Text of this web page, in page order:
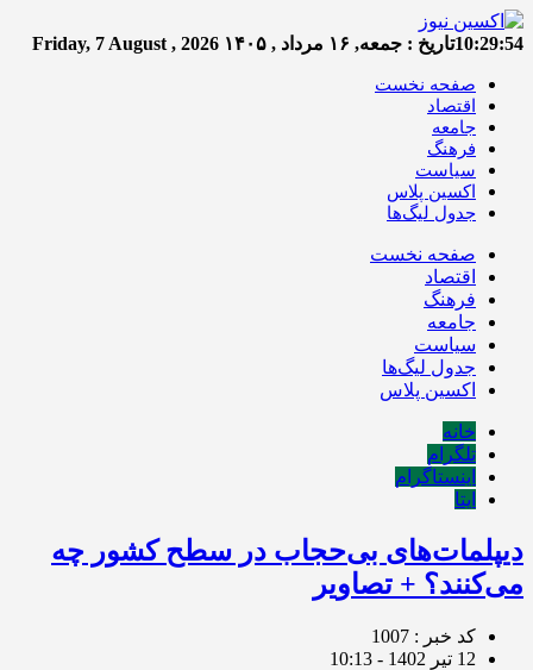
10:29:55تاریخ : جمعه, ۱۶ مرداد , ۱۴۰۵ Friday, 7 August , 2026
صفحه نخست
اقتصاد
جامعه
فرهنگ
سیاست
اکسین پلاس
جدول لیگ‌ها
صفحه نخست
اقتصاد
فرهنگ
جامعه
سیاست
جدول لیگ‌ها
اکسین پلاس
خانه
تلگرام
اینستاگرام
ایتا
دیپلمات‌های بی‌حجاب در سطح کشور چه
می‌کنند؟ + تصاویر
کد خبر : 1007
12 تیر 1402 - 10:13